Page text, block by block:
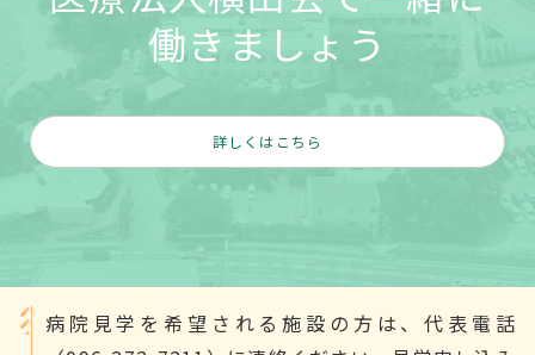
働きましょう
詳しくはこちら
病院見学を希望される施設の方は、代表電話